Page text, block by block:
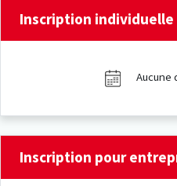
Inscription individuelle
Aucune
Inscription pour